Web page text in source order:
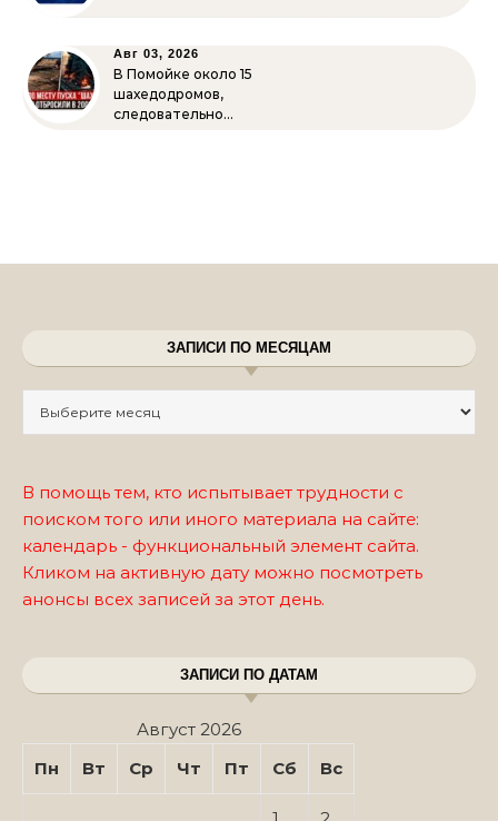
Авг 03, 2026
В Помойке около 15
шахедодромов,
следовательно…
ЗАПИСИ ПО МЕСЯЦАМ
В помощь тем, кто испытывает трудности с
поиском того или иного материала на сайте:
календарь - функциональный элемент сайта.
Кликом на активную дату можно посмотреть
анонсы всех записей за этот день.
ЗАПИСИ ПО ДАТАМ
Август 2026
Пн
Вт Ср Чт Пт Сб Вс